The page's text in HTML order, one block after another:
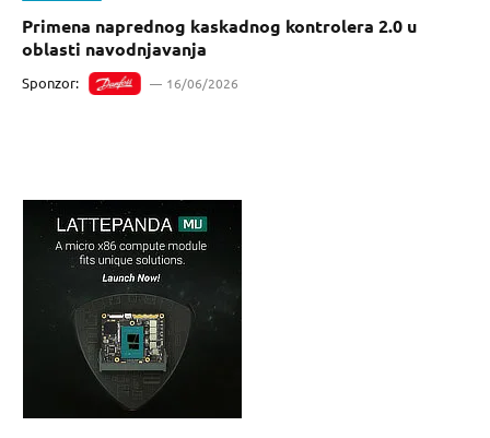
Primena naprednog kaskadnog kontrolera 2.0 u
oblasti navodnjavanja
Sponzor: 16/06/2026